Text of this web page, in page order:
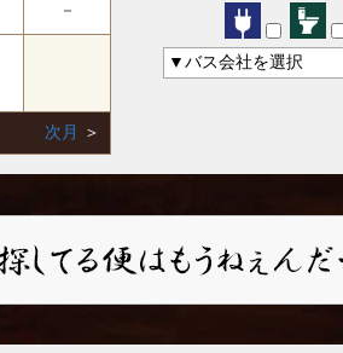
－
次月 ＞
▼バス会社を選択